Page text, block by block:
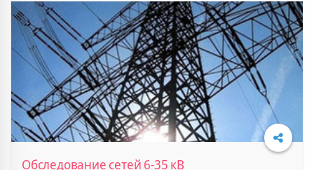
Обследование сетей 6-35 кВ